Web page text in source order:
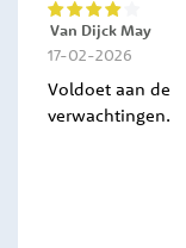
80%
Van Dijck May
17-02-2026
Voldoet aan de
verwachtingen.